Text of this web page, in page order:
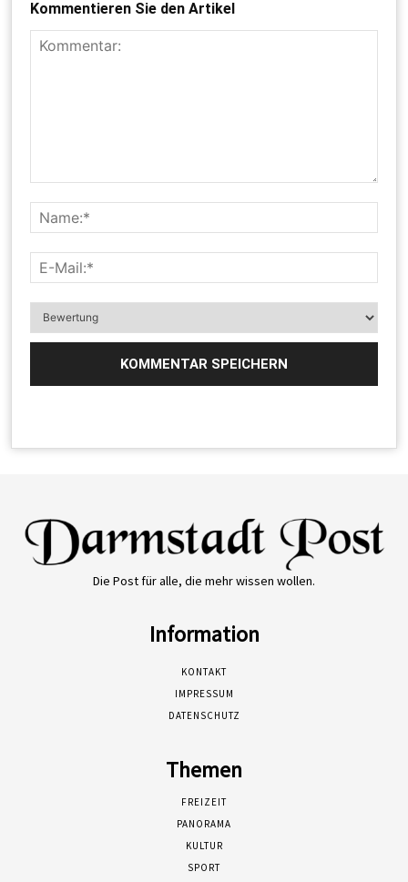
Kommentieren Sie den Artikel
Die Post für alle, die mehr wissen wollen.
Information
KONTAKT
IMPRESSUM
DATENSCHUTZ
Themen
FREIZEIT
PANORAMA
KULTUR
SPORT